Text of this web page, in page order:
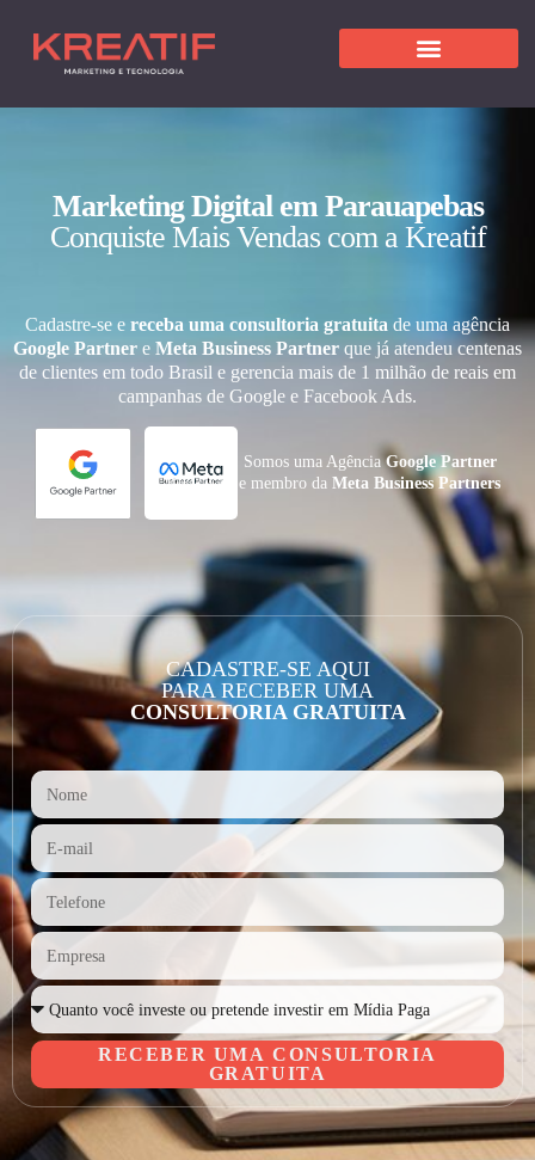
Marketing Digital em Parauapebas
Conquiste Mais Vendas com a Kreatif
Cadastre-se e receba uma consultoria gratuita de uma agência
Google Partner e Meta Business Partner que já atendeu centenas
de clientes em todo Brasil e gerencia mais de 1 milhão de reais em
campanhas de Google e Facebook Ads.
Somos uma AgênciaGoogle Partner
e membro daMeta Business Partners
CADASTRE-SE AQUI
PARA RECEBER UMA
CONSULTORIA GRATUITA
RECEBER UMA CONSULTORIA
GRATUITA